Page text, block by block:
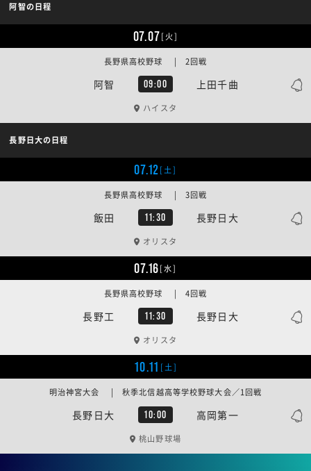
阿智の日程
07.07[火]
阿智 09:00 上田千曲
長野県高校野球 | 2回戦
ハイスタ
長野日大の日程
07.12[土]
飯田 11:30 長野日大
長野県高校野球 | 3回戦
オリスタ
07.16[水]
長野工 11:30 長野日大
長野県高校野球 | 4回戦
オリスタ
10.11 [土]
長野日大 10:00 高岡第一
明治神宮大会 | 秋季北信越高等学校野球大会／1回戦
桃山野球場